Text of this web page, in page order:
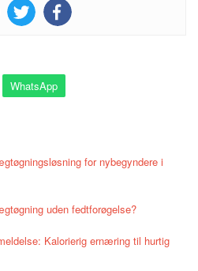
WhatsApp
for nybegyndere i
uden fedtforøgelse?
Kalorierig ernæring til hurtig